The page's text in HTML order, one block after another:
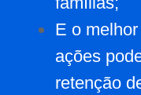
E o
ações
retenção